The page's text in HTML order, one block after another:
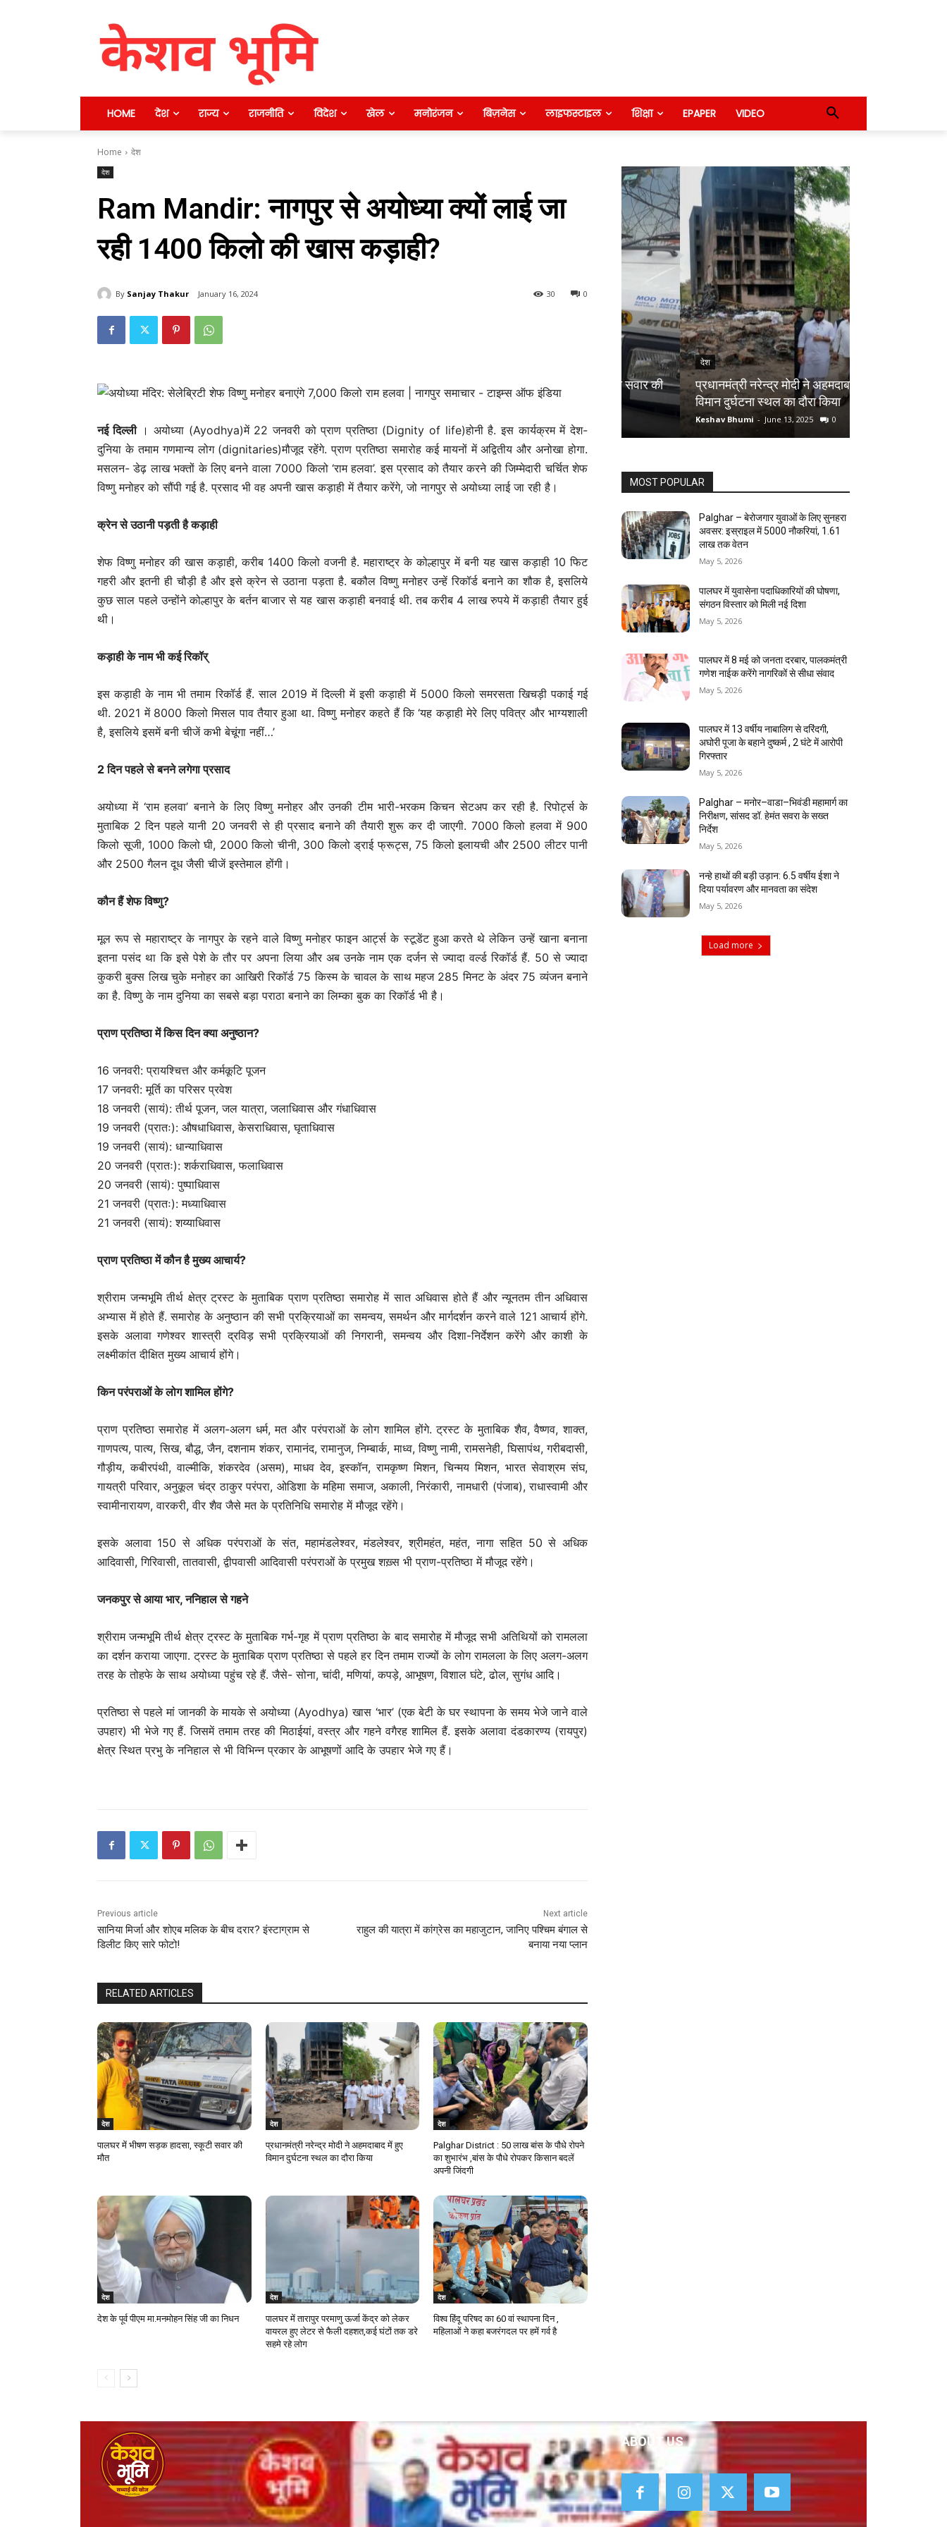
HOME देश राज्य राजनीति विदेश खेल मनोरंजन बिज़नेस लाइफस्टाइल शिक्षा EPAPER VIDEO
Home देश
देश
Ram Mandir: नागपुर से अयोध्या क्यों लाई जा
रही 1400 किलो की खास कड़ाही?
By Sanjay Thakur January 16, 2024 0
30
नई दिल्‍ली। अयोध्या (Ayodhya)में 22 जनवरी को प्राण प्रतिष्ठा (Dignity of life)होनी है. इस कार्यक्रम में देश-
दुनिया के तमाम गणमान्य लोग (dignitaries)मौजूद रहेंगे. प्राण प्रतिष्ठा समारोह कई मायनों में अद्वितीय और अनोखा होगा.
मसलन- डेढ़ लाख भक्तों के लिए बनने वाला 7000 किलो ‘राम हलवा’. इस प्रसाद को तैयार करने की जिम्मेदारी चर्चित शेफ
विष्णु मनोहर को सौंपी गई है. प्रसाद भी वह अपनी खास कड़ाही में तैयार करेंगे, जो नागपुर से अयोध्या लाई जा रही है।
क्रेन से उठानी पड़ती है कड़ाही
शेफ विष्णु मनोहर की खास कड़ाही, करीब 1400 किलो वजनी है. महाराष्ट्र के कोल्हापुर में बनी यह खास कड़ाही 10 फिट
गहरी और इतनी ही चौड़ी है और इसे क्रेन से उठाना पड़ता है. बकौल विष्णु मनोहर उन्हें रिकॉर्ड बनाने का शौक है, इसलिये
कुछ साल पहले उन्होंने कोल्हापुर के बर्तन बाजार से यह खास कड़ाही बनवाई थी. तब करीब 4 लाख रुपये में कड़ाही तैयार हुई
थी।
कड़ाही के नाम भी कई रिकॉर्
इस कड़ाही के नाम भी तमाम रिकॉर्ड हैं. साल 2019 में दिल्ली में इसी कड़ाही में 5000 किलो समरसता खिचड़ी पकाई गई
थी. 2021 में 8000 किलो मिसल पाव तैयार हुआ था. विष्णु मनोहर कहते हैं कि ‘यह कड़ाही मेरे लिए पवित्र और भाग्यशाली
है, इसलिये इसमें बनी चीजें कभी बेचूंगा नहीं…’
2 दिन पहले से बनने लगेगा प्रसाद
अयोध्या में ‘राम हलवा’ बनाने के लिए विष्णु मनोहर और उनकी टीम भारी-भरकम किचन सेटअप कर रही है. रिपोर्ट्स के
मुताबिक 2 दिन पहले यानी 20 जनवरी से ही प्रसाद बनाने की तैयारी शुरू कर दी जाएगी. 7000 किलो हलवा में 900
किलो सूजी, 1000 किलो घी, 2000 किलो चीनी, 300 किलो ड्राई फ्रूट्स, 75 किलो इलायची और 2500 लीटर पानी
और 2500 गैलन दूध जैसी चीजें इस्तेमाल होंगी।
कौन हैं शेफ विष्णु?
मूल रूप से महाराष्ट्र के नागपुर के रहने वाले विष्णु मनोहर फाइन आर्ट्स के स्टूडेंट हुआ करते थे लेकिन उन्हें खाना बनाना
इतना पसंद था कि इसे पेशे के तौर पर अपना लिया और अब उनके नाम एक दर्जन से ज्यादा वर्ल्ड रिकॉर्ड हैं. 50 से ज्यादा
कुकरी बुक्स लिख चुके मनोहर का आखिरी रिकॉर्ड 75 किस्म के चावल के साथ महज 285 मिनट के अंदर 75 व्यंजन बनाने
का है. विष्णु के नाम दुनिया का सबसे बड़ा पराठा बनाने का लिम्का बुक का रिकॉर्ड भी है।
प्राण प्रतिष्ठा में किस दिन क्या अनुष्ठान?
16 जनवरी: प्रायश्चित्त और कर्मकूटि पूजन
17 जनवरी: मूर्ति का परिसर प्रवेश
18 जनवरी (सायं): तीर्थ पूजन, जल यात्रा, जलाधिवास और गंधाधिवास
19 जनवरी (प्रातः): औषधाधिवास, केसराधिवास, घृताधिवास
19 जनवरी (सायं): धान्याधिवास
20 जनवरी (प्रातः): शर्कराधिवास, फलाधिवास
20 जनवरी (सायं): पुष्पाधिवास
21 जनवरी (प्रातः): मध्याधिवास
21 जनवरी (सायं): शय्याधिवास
प्राण प्रतिष्ठा में कौन है मुख्य आचार्य?
श्रीराम जन्मभूमि तीर्थ क्षेत्र ट्रस्ट के मुताबिक प्राण प्रतिष्ठा समारोह में सात अधिवास होते हैं और न्यूनतम तीन अधिवास
अभ्यास में होते हैं. समारोह के अनुष्ठान की सभी प्रक्रियाओं का समन्वय, समर्थन और मार्गदर्शन करने वाले 121 आचार्य होंगे.
इसके अलावा गणेश्वर शास्त्री द्रविड़ सभी प्रक्रियाओं की निगरानी, समन्वय और दिशा-निर्देशन करेंगे और काशी के
लक्ष्मीकांत दीक्षित मुख्य आचार्य होंगे।
किन परंपराओं के लोग शामिल होंगे?
प्राण प्रतिष्ठा समारोह में अलग-अलग धर्म, मत और परंपराओं के लोग शामिल होंगे. ट्रस्ट के मुताबिक शैव, वैष्णव, शाक्त,
गाणपत्य, पात्य, सिख, बौद्ध, जैन, दशनाम शंकर, रामानंद, रामानुज, निम्बार्क, माध्व, विष्णु नामी, रामसनेही, घिसापंथ, गरीबदासी,
गौड़ीय, कबीरपंथी, वाल्मीकि, शंकरदेव (असम), माधव देव, इस्कॉन, रामकृष्ण मिशन, चिन्मय मिशन, भारत सेवाश्रम संघ,
गायत्री परिवार, अनुकूल चंद्र ठाकुर परंपरा, ओडिशा के महिमा समाज, अकाली, निरंकारी, नामधारी (पंजाब), राधास्वामी और
स्वामीनारायण, वारकरी, वीर शैव जैसे मत के प्रतिनिधि समारोह में मौजूद रहेंगे।
इसके अलावा 150 से अधिक परंपराओं के संत, महामंडलेश्वर, मंडलेश्वर, श्रीमहंत, महंत, नागा सहित 50 से अधिक
आदिवासी, गिरिवासी, तातवासी, द्वीपवासी आदिवासी परंपराओं के प्रमुख शख़्स भी प्राण-प्रतिष्ठा में मौजूद रहेंगे।
जनकपुर से आया भार, ननिहाल से गहने
श्रीराम जन्मभूमि तीर्थ क्षेत्र ट्रस्ट के मुताबिक गर्भ-गृह में प्राण प्रतिष्ठा के बाद समारोह में मौजूद सभी अतिथियों को रामलला
का दर्शन कराया जाएगा. ट्रस्ट के मुताबिक प्राण प्रतिष्ठा से पहले हर दिन तमाम राज्यों के लोग रामलला के लिए अलग-अलग
तरह के तोहफे के साथ अयोध्या पहुंच रहे हैं. जैसे- सोना, चांदी, मणियां, कपड़े, आभूषण, विशाल घंटे, ढोल, सुगंध आदि।
प्रतिष्ठा से पहले मां जानकी के मायके से अयोध्या (Ayodhya) खास ‘भार’ (एक बेटी के घर स्थापना के समय भेजे जाने वाले
उपहार) भी भेजे गए हैं. जिसमें तमाम तरह की मिठाईयां, वस्त्र और गहने वगैरह शामिल हैं. इसके अलावा दंडकारण्य (रायपुर)
क्षेत्र स्थित प्रभु के ननिहाल से भी विभिन्न प्रकार के आभूषणों आदि के उपहार भेजे गए हैं।
Previous article
सानिया मिर्जा और शोएब मलिक के बीच दरार? इंस्टाग्राम से
डिलीट किए सारे फोटो!
Next article
राहुल की यात्रा में कांग्रेस का महाजुटान, जानिए पश्चिम बंगाल से
बनाया नया प्लान
RELATED ARTICLES
देश
पालघर में भीषण सड़क हादसा, स्कूटी सवार की
मौत
देश
प्रधानमंत्री नरेन्द्र मोदी ने अहमदाबाद में हुए
विमान दुर्घटना स्थल का दौरा किया
देश
Palghar District : 50 लाख बांस के पौधे रोपने
का शुभारंभ ,बांस के पौधे रोपकर किसान बदलें
अपनी जिंदगी
देश
देश के पूर्व पीएम मा.मनमोहन सिंह जी का निधन
देश
पालघर में तारापुर परमाणु ऊर्जा केंद्र को लेकर
वायरल हुए लेटर से फैली दहशत,कई घंटों तक डरे
सहमे रहे लोग
देश
विश्व हिंदू परिषद का 60 वां स्थापना दिन ,
महिलाओं ने कहा बजरंगदल पर हमें गर्व है
पालघर में भीषण सड़क हादसा, स्कूटी सवार की
मौत
देश
प्रधानमंत्री नरेन्द्र मोदी ने अहमदाबाद में हुए
विमान दुर्घटना स्थल का दौरा किया
Keshav Bhumi - June 13, 2025 0
MOST POPULAR
Palghar – बेरोजगार युवाओं के लिए सुनहरा
अवसर: इस्राइल में 5000 नौकरियां, ₹1.61
लाख तक वेतन
May 5, 2026
पालघर में युवासेना पदाधिकारियों की घोषणा,
संगठन विस्तार को मिली नई दिशा
May 5, 2026
पालघर में 8 मई को जनता दरबार, पालकमंत्री
गणेश नाईक करेंगे नागरिकों से सीधा संवाद
May 5, 2026
पालघर में 13 वर्षीय नाबालिग से दरिंदगी,
अघोरी पूजा के बहाने दुष्कर्म , 2 घंटे में आरोपी
गिरफ्तार
May 5, 2026
Palghar – मनोर–वाडा–भिवंडी महामार्ग का
निरीक्षण, सांसद डॉ. हेमंत सवरा के सख्त
निर्देश
May 5, 2026
नन्हे हाथों की बड़ी उड़ान: 6.5 वर्षीय ईशा ने
दिया पर्यावरण और मानवता का संदेश
May 5, 2026
Load more
ABOUT US